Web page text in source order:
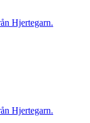
Hjertegarn.
Hjertegarn.